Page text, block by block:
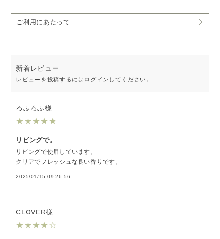
ご利用にあたって
新着レビュー
レビューを投稿するには ログイン してください。
ろふろふ様
★★★★★
リビングで。
リビングで使用しています。
クリアでフレッシュな良い香りです。
2025/01/15 09:26:56
CLOVER様
★★★★☆